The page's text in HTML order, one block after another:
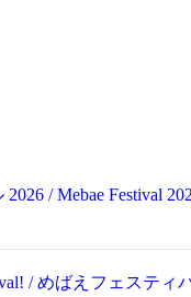
/ Mebae Festival
/ めばえフェスティ